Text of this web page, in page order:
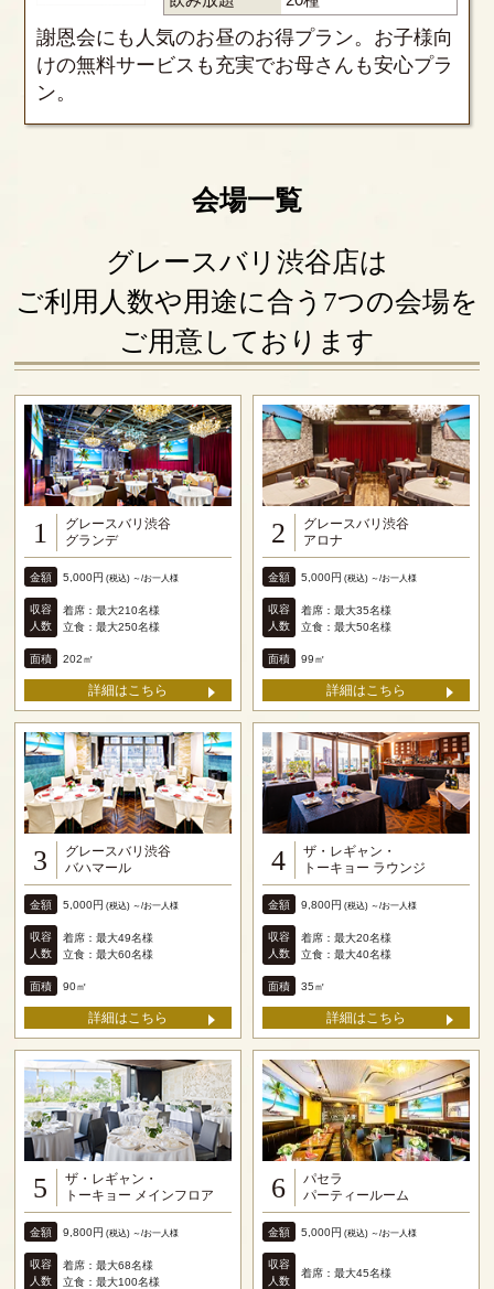
謝恩会にも人気のお昼のお得プラン。お子様向
けの無料サービスも充実でお母さんも安心プラ
ン。
会場一覧
グレースバリ渋谷店は
ご利用人数や用途に合う7つの会場を
ご用意しております
1
グレースバリ渋谷
グランデ
金額 5,000円 (税込) ～/お一人様
収容
人数
着席：最大210名様
立食：最大250名様
面積 202㎡
詳細はこちら
2
グレースバリ渋谷
アロナ
金額 5,000円 (税込) ～/お一人様
収容
人数
着席：最大35名様
立食：最大50名様
面積 99㎡
詳細はこちら
3
グレースバリ渋谷
バハマール
金額 5,000円 (税込) ～/お一人様
収容
人数
着席：最大49名様
立食：最大60名様
面積 90㎡
詳細はこちら
4
ザ・レギャン・
トーキョー ラウンジ
金額 9,800円 (税込) ～/お一人様
収容
人数
着席：最大20名様
立食：最大40名様
面積 35㎡
詳細はこちら
5
ザ・レギャン・
トーキョー メインフロア
金額 9,800円 (税込) ～/お一人様
収容
人数
着席：最大68名様
立食：最大100名様
6
パセラ
パーティールーム
金額 5,000円 (税込) ～/お一人様
収容
人数
着席：最大45名様